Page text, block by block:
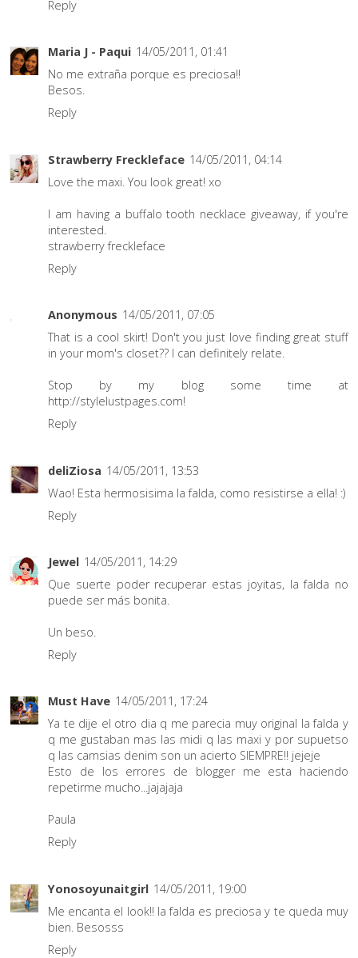
Reply
Maria J - Paqui 14/05/2011, 01:41
No me extraña porque es preciosa!!
Besos.
Reply
Strawberry Freckleface 14/05/2011, 04:14
Love the maxi. You look great! xo
I am having a buffalo tooth necklace giveaway, if you're
interested.
strawberry freckleface
Reply
Anonymous 14/05/2011, 07:05
That is a cool skirt! Don't you just love finding great stuff
in your mom's closet?? I can definitely relate.
Stop by my blog some time at
http://stylelustpages.com!
Reply
deliZiosa 14/05/2011, 13:53
Wao! Esta hermosisima la falda, como resistirse a ella! :)
Reply
Jewel 14/05/2011, 14:29
Que suerte poder recuperar estas joyitas, la falda no
puede ser más bonita.
Un beso.
Reply
Must Have 14/05/2011, 17:24
Ya te dije el otro dia q me parecia muy original la falda y
q me gustaban mas las midi q las maxi y por supuetso
q las camsias denim son un acierto SIEMPRE!! jejeje
Esto de los errores de blogger me esta haciendo
repetirme mucho...jajajaja
Paula
Reply
Yonosoyunaitgirl 14/05/2011, 19:00
Me encanta el look!! la falda es preciosa y te queda muy
bien. Besosss
Reply